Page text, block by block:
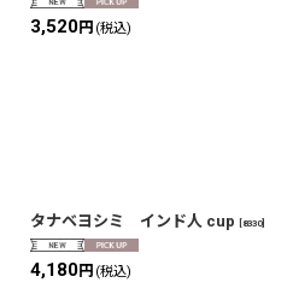
3,520円 (税込)
タナベヨシミ インド人 cup 8330]
4,180円 (税込)